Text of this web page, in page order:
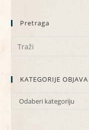
Pretraga
KATEGORIJE OBJAVA
KATEGORIJE
Odaberi kategoriju